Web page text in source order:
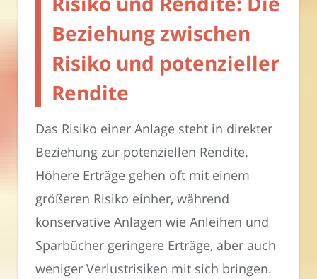
Beziehung zwischen
Risiko und potenzieller
Rendite
Das Risiko einer Anlage steht in direkter
Beziehung zur potenziellen Rendite.
Höhere Erträge gehen oft mit einem
größeren Risiko einher, während
konservative Anlagen wie Anleihen und
Sparbücher geringere Erträge, aber auch
weniger Verlustrisiken mit sich bringen.